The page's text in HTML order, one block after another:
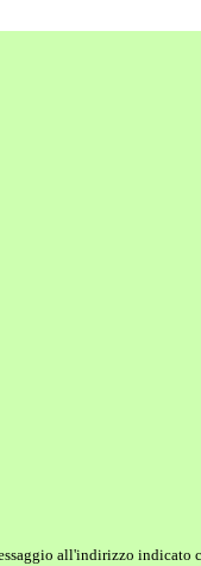
all'indirizzo indicato